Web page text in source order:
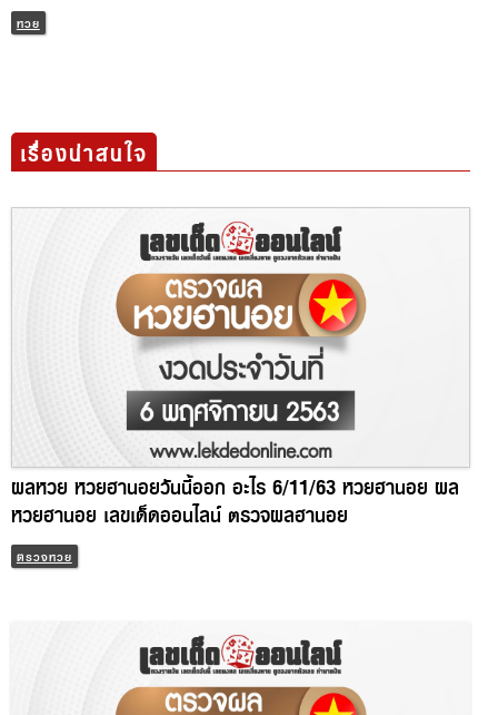
หวย
เรื่องน่าสนใจ
ผลหวย หวยฮานอยวันนี้ออก อะไร 6/11/63 หวยฮานอย ผล
หวยฮานอย เลขเด็ดออนไลน์ ตรวจผลฮานอย
ตรวจหวย